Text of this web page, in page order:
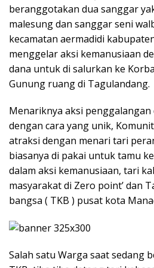
beranggotakan dua sanggar
malesung dan sanggar seni
kecamatan aermadidi
menggelar aksi kemanusiaan
dana untuk di salurkan ke
Gunung ruang di Tagulandang.
Menariknya aksi penggalangan
dengan cara yang unik,
atraksi dengan menari tari
biasanya di pakai untuk tamu
dalam aksi kemanusiaan, tari
masyarakat di Zero point’ dan
bangsa ( TKB ) pusat kota
Salah satu Warga saat sedang